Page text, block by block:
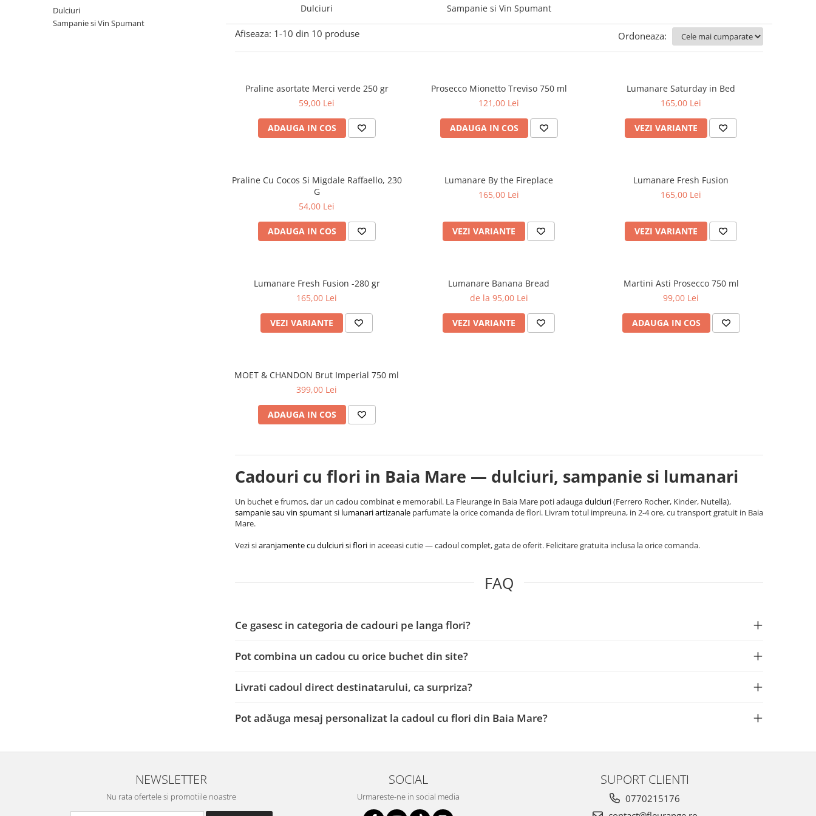
Dulciuri
Sampanie si Vin Spumant
Dulciuri Sampanie si Vin Spumant
Afiseaza: 1-10 din 10 produse Ordoneaza:
Praline asortate Merci verde 250 gr
59,00 Lei
ADAUGA IN COS
Prosecco Mionetto Treviso 750 ml
121,00 Lei
ADAUGA IN COS
Lumanare Saturday in Bed
165,00 Lei
VEZI VARIANTE
Praline Cu Cocos Si Migdale Raffaello, 230
G
54,00 Lei
ADAUGA IN COS
Lumanare By the Fireplace
165,00 Lei
VEZI VARIANTE
Lumanare Fresh Fusion
165,00 Lei
VEZI VARIANTE
Lumanare Fresh Fusion -280 gr
165,00 Lei
VEZI VARIANTE
Lumanare Banana Bread
de la 95,00 Lei
VEZI VARIANTE
Martini Asti Prosecco 750 ml
99,00 Lei
ADAUGA IN COS
MOET & CHANDON Brut Imperial 750 ml
399,00 Lei
ADAUGA IN COS
Cadouri cu flori in Baia Mare — dulciuri, sampanie si lumanari
Un buchet e frumos, dar un cadou combinat e memorabil. La Fleurange in Baia Mare poti adaugadulciuri(Ferrero Rocher, Kinder, Nutella),
sampanie sau vin spumantsi lumanari artizanale parfumate la orice comanda de flori. Livram totul impreuna, in 2-4 ore, cu transport gratuit in Baia
Mare.
Vezi siaranjamente cu dulciuri si flori in aceeasi cutie — cadoul complet, gata de oferit. Felicitare gratuita inclusa la orice comanda.
FAQ
Ce gasesc in categoria de cadouri pe langa flori?
Pot combina un cadou cu orice buchet din site?
Livrati cadoul direct destinatarului, ca surpriza?
Pot adăuga mesaj personalizat la cadoul cu flori din Baia Mare?
NEWSLETTER
Nu rata ofertele si promotiile noastre
SOCIAL
Urmareste-ne in social media
SUPORT CLIENTI
0770215176